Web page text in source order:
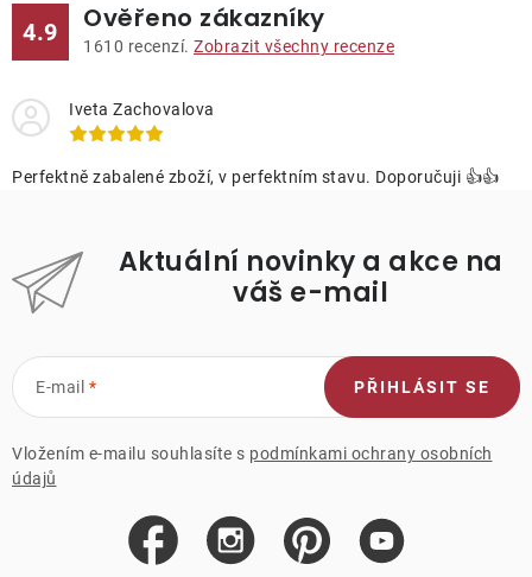
4.9 Ověřeno zákazníky
1610 recenzí. Zobrazit všechny recenze
Iveta Zachovalova
Perfektně zabalené zboží, v perfektním stavu. Doporučuji 👍👍
Aktuální novinky a akce na
váš e-mail
E-mail
Vložením e-mailu souhlasíte s podmínkami ochrany osobních
údajů
PŘIHLÁSIT SE